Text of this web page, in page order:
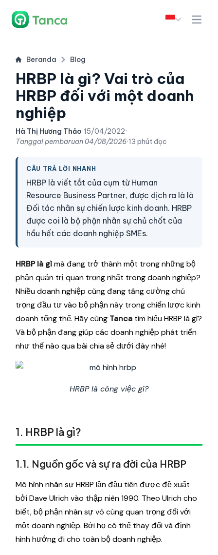
Beranda Blog
HRBP là gì? Vai trò của
HRBP đối với một doanh
nghiệp
Hà Thị Hương Thảo·15/04/2022·
Tanggal pembaruan04/08/2026·13 phút đọc
CÂU TRẢ LỜI NHANH
HRBP là viết tắt của cụm từ Human
Resource Business Partner, được dịch ra là là
Đối tác nhân sự chiến lược kinh doanh. HRBP
được coi là bộ phận nhân sự chủ chốt của
hầu hết các doanh nghiệp SMEs.
HRBP là gìmà đang trở thành một trong những bộ
phận quản trị quan trọng nhất trong doanh nghiệp?
Nhiều doanh nghiệp cũng đang tăng cường chú
trọng đầu tư vào bộ phận này trong chiến lược kinh
doanh tổng thể. Hãy cùng Tanca tìm hiểu HRBP là gì?
Và bộ phận đang giúp các doanh nghiệp phát triển
như thế nào qua bài chia sẻ dưới đây nhé!
HRBP là công việc gì?
1. HRBP là gì?
1.1. Nguồn gốc và sự ra đời của HRBP
Mô hình nhân sự HRBP lần đầu tiên được đề xuất
bởi Dave Ulrich vào thập niên 1990. Theo Ulrich cho
biết, bộ phận nhân sự vô cùng quan trọng đối với
một doanh nghiệp. Bởi họ có thể thay đổi và định
hình hướng đi cho toàn bộ doanh nghiệp.